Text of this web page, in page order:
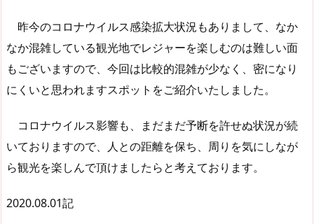
昨今のコロナウイルス感染拡大状況もありまして、なか
なか混雑している観光地でレジャーを楽しむのは難しい面
もございますので、今回は比較的混雑が少なく、密になり
にくいと思われますスポットをご紹介いたしました。
コロナウイルス影響も、まだまだ予断を許せぬ状況が続
いておりますので、人との距離を保ち、周りを気にしなが
ら観光を楽しんで頂けましたらと考えております。
2020.08.01記